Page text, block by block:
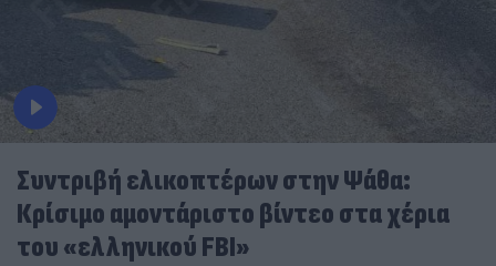
Συντριβή ελικοπτέρων στην Ψάθα:
Κρίσιμο αμοντάριστο βίντεο στα χέρια
του «ελληνικού FBI»